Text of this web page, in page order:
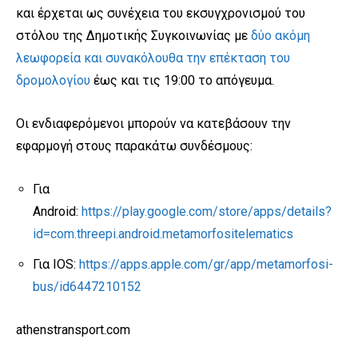
και έρχεται ως συνέχεια του εκσυγχρονισμού του
στόλου της Δημοτικής Συγκοινωνίας με δύο ακόμη
λεωφορεία και συνακόλουθα την επέκταση του
δρομολογίου έως και τις 19:00 το απόγευμα.
Οι ενδιαφερόμενοι μπορούν να κατεβάσουν την
εφαρμογή στους παρακάτω συνδέσμους:
Για
Android: https://play.google.com/store/apps/details?
id=com.threepi.android.metamorfositelematics
Για IOS: https://apps.apple.com/gr/app/metamorfosi-
bus/id6447210152
athenstransport.com